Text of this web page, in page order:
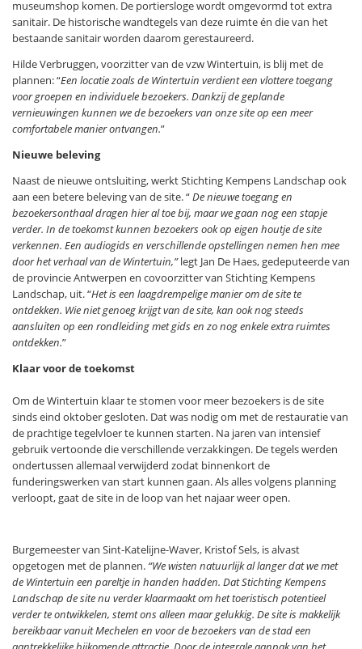
museumshop komen. De portiersloge wordt omgevormd tot extra
sanitair. De historische wandtegels van deze ruimte én die van het
bestaande sanitair worden daarom gerestaureerd.
Hilde Verbruggen, voorzitter van de vzw Wintertuin, is blij met de
plannen: “Een locatie zoals de Wintertuin verdient een vlottere toegang
voor groepen en individuele bezoekers. Dankzij de geplande
vernieuwingen kunnen we de bezoekers van onze site op een meer
comfortabele manier ontvangen.”
Nieuwe beleving
Naast de nieuwe ontsluiting, werkt Stichting Kempens Landschap ook
aan een betere beleving van de site. “De nieuwe toegang en
bezoekersonthaal dragen hier al toe bij, maar we gaan nog een stapje
verder. In de toekomst kunnen bezoekers ook op eigen houtje de site
verkennen. Een audiogids en verschillende opstellingen nemen hen mee
door het verhaal van de Wintertuin,”legt Jan De Haes, gedeputeerde van
de provincie Antwerpen en covoorzitter van Stichting Kempens
Landschap, uit. “Het is een laagdrempelige manier om de site te
ontdekken. Wie niet genoeg krijgt van de site, kan ook nog steeds
aansluiten op een rondleiding met gids en zo nog enkele extra ruimtes
ontdekken.”
Klaar voor de toekomst
Om de Wintertuin klaar te stomen voor meer bezoekers is de site
sinds eind oktober gesloten. Dat was nodig om met de restauratie van
de prachtige tegelvloer te kunnen starten. Na jaren van intensief
gebruik vertoonde die verschillende verzakkingen. De tegels werden
ondertussen allemaal verwijderd zodat binnenkort de
funderingswerken van start kunnen gaan. Als alles volgens planning
verloopt, gaat de site in de loop van het najaar weer open.
Burgemeester van Sint-Katelijne-Waver, Kristof Sels, is alvast
opgetogen met de plannen. “We wisten natuurlijk al langer dat we met
de Wintertuin een pareltje in handen hadden. Dat Stichting Kempens
Landschap de site nu verder klaarmaakt om het toeristisch potentieel
verder te ontwikkelen, stemt ons alleen maar gelukkig. De site is makkelijk
bereikbaar vanuit Mechelen en voor de bezoekers van de stad een